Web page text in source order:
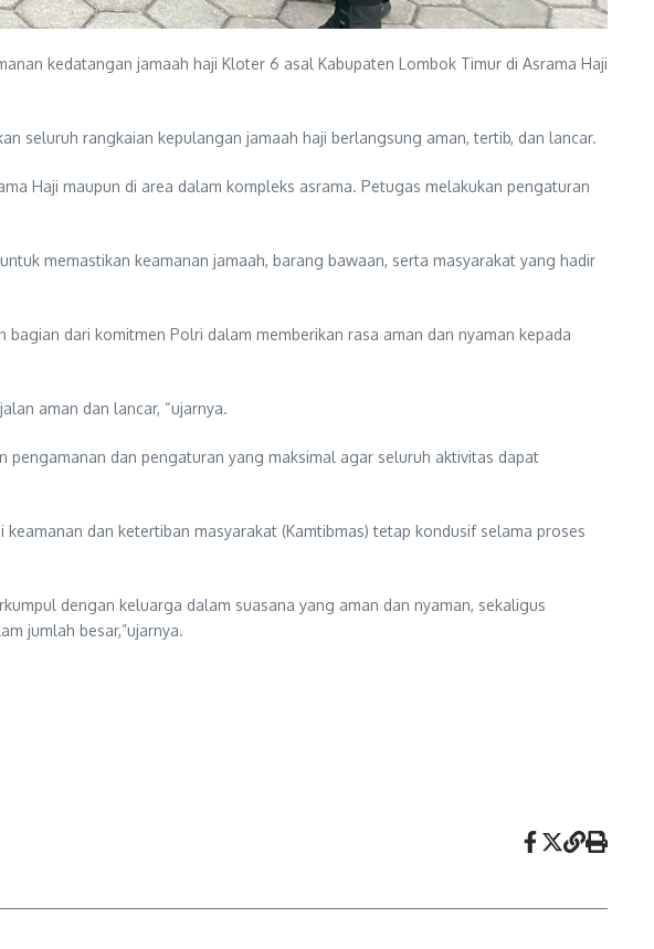
kedatangan jamaah haji Kloter 6 asal Kabupaten Lombok Timur di Asrama Haji
seluruh rangkaian kepulangan jamaah haji berlangsung aman, tertib, dan lancar.
Haji maupun di area dalam kompleks asrama. Petugas melakukan pengaturan
memastikan keamanan jamaah, barang bawaan, serta masyarakat yang hadir
dari komitmen Polri dalam memberikan rasa aman dan nyaman kepada
aman dan lancar, “ujarnya.
dan pengaturan yang maksimal agar seluruh aktivitas dapat
dan ketertiban masyarakat (Kamtibmas) tetap kondusif selama proses
dengan keluarga dalam suasana yang aman dan nyaman, sekaligus
jumlah besar,”ujarnya.